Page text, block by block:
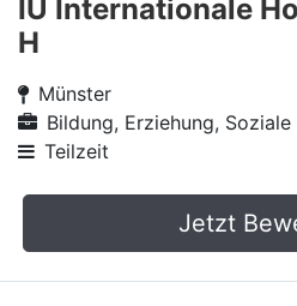
IU Internationale
H
Münster
Bildung, Erziehung, Soziale
Teilzeit
Jetzt